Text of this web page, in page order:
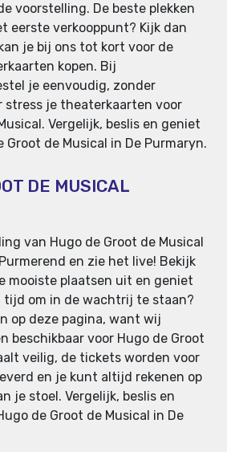
voorstelling. De beste plekken
eerste verkooppunt? Kijk dan
je bij ons tot kort voor de
kopen. Bij
je eenvoudig, zonder
stress je theaterkaarten voor
Vergelijk, beslis en geniet
Groot de Musical in De Purmaryn.
DE MUSICAL
van Hugo de Groot de Musical
en zie het live! Bekijk
mooiste plaatsen uit en geniet
tijd om in de wachtrij te staan?
op deze pagina, want wij
beschikbaar voor Hugo de Groot
veilig, de tickets worden voor
en je kunt altijd rekenen op
je stoel. Vergelijk, beslis en
de Groot de Musical in De